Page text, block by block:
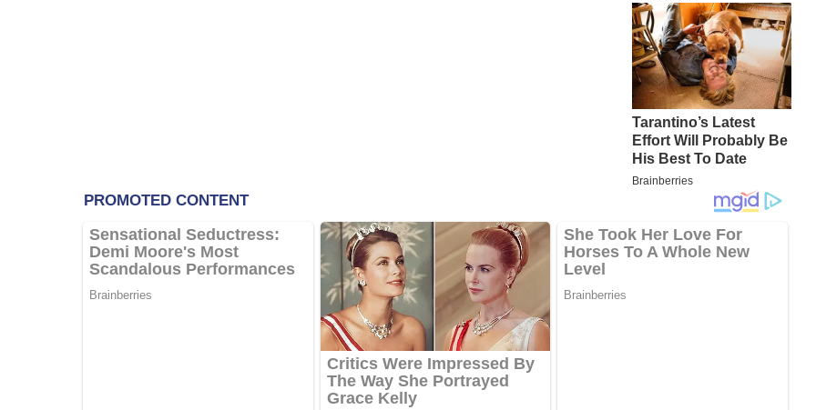
KËSHILLA & IDE
Pse Nuk Duhet të Përdorni
Letrën e Aluminit për Ruajtjen
e Ushqimeve
7 QERSHOR, 2025
KËSHILLA & IDE
Rreziqet dhe Problemet që
Vijnë Nga Akulloret e